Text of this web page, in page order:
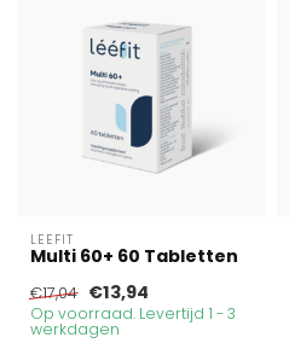
LEEFIT
Multi 60+ 60 Tabletten
€17,04 €13,94
Op voorraad. Levertijd 1 - 3
werkdagen